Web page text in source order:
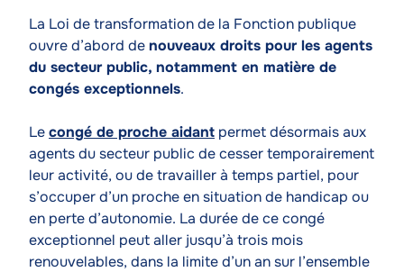
Texte
La Loi de transformation de la Fonction publique
ouvre d’abord denouveaux droits pour les agents
du secteur public, notamment en matière de
congés exceptionnels.
Lecongé de proche aidant permet désormais aux
agents du secteur public de cesser temporairement
leur activité, ou de travailler à temps partiel, pour
s’occuper d’un proche en situation de handicap ou
en perte d’autonomie. La durée de ce congé
exceptionnel peut aller jusqu’à trois mois
renouvelables, dans la limite d’un an sur l’ensemble